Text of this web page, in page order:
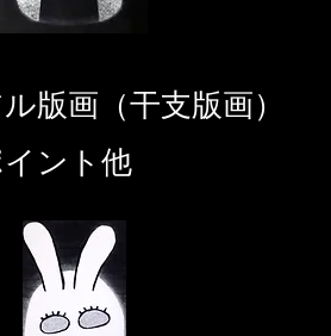
版画（干支版画）
イント他